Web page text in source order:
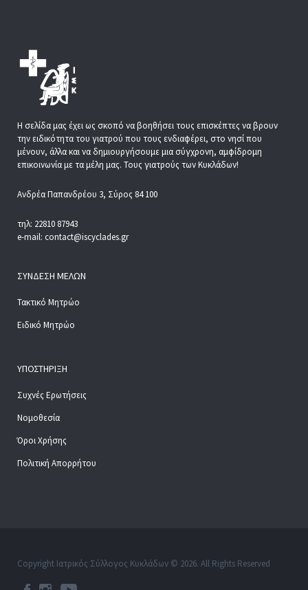
Η σελίδα μας έχει ως σκοπό να βοηθήσει τους επισκέπτες να βρουν
την ειδικότητα του γιατρού που τους ενδιαφέρει, στο νησί που
μένουν, άλλα και να δημιουργήσουμε μια σύγχρονη, αμφίδρομη
επικοινωνία με τα μέλη μας. Τους γιατρούς των Κυκλάδων!
Ανδρέα Παπανδρέου 3, Σύρος 84 100
τηλ: 22810 87943
e-mail: contact@iscyclades.gr
ΣΎΝΔΕΣΗ ΜΕΛΏΝ
Τακτικό Μητρώο
Ειδικό Μητρώο
ΥΠΟΣΤΉΡΙΞΗ
Συχνές Ερωτήσεις
Νομοθεσία
Όροι Χρήσης
Πολιτική Απορρήτου
Copyright Ιατρικός Σύλλογος Κυκλάδων © 2026. All Rights Reserved